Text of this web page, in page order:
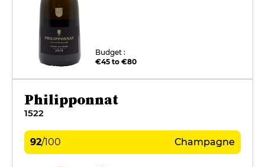
Budget :
€45 to €80
Philipponnat
1522
92/100 Champagne